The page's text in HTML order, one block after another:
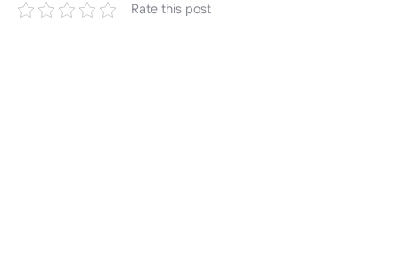
Rate this post